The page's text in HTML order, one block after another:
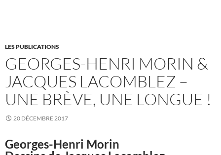
LES PUBLICATIONS
GEORGES-HENRI MORIN &
JACQUES LACOMBLEZ –
UNE BRÈVE, UNE LONGUE !
20 DÉCEMBRE 2017
Georges-Henri Morin